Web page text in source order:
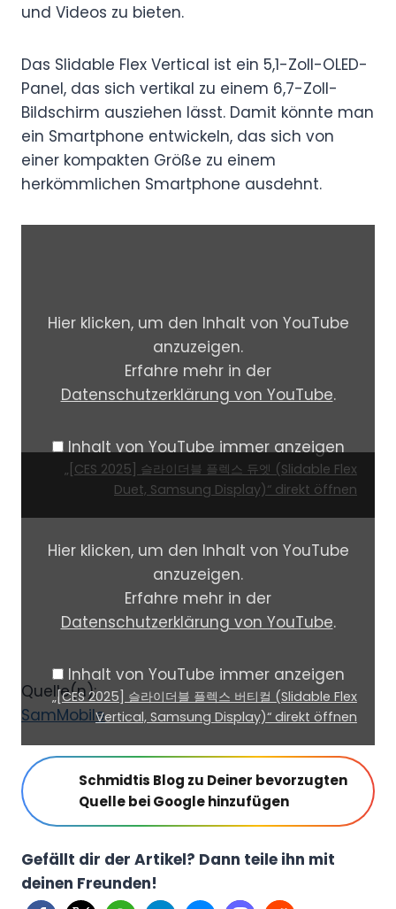
und Videos zu bieten.
Das Slidable Flex Vertical ist ein 5,1-Zoll-OLED-
Panel, das sich vertikal zu einem 6,7-Zoll-
Bildschirm ausziehen lässt. Damit könnte man
ein Smartphone entwickeln, das sich von
einer kompakten Größe zu einem
herkömmlichen Smartphone ausdehnt.
S
2
2
]
슬
더
블
플
렉
듀
엣
(
S
l
i
d
a
Hier klicken, um den Inhalt von YouTube
anzuzeigen.
Erfahre mehr in der
Datenschutzerklärung von YouTube.
Inhalt von YouTube immer anzeigen
„[CES 2025] 슬라이더블 플렉스 듀엣 (Slidable Flex
Duet, Samsung Display)“ direkt öffnen
„
[
C
S
2
2
]
슬
이
더
블
렉
Hier klicken, um den Inhalt von YouTube
anzuzeigen.
Erfahre mehr in der
Datenschutzerklärung von YouTube.
Inhalt von YouTube immer anzeigen
„[CES 2025] 슬라이더블 플렉스 버티컬 (Slidable Flex
Vertical, Samsung Display)“ direkt öffnen
Quelle(n):
SamMobile
Schmidtis Blog zu Deiner bevorzugten
Quelle bei Google hinzufügen
Gefällt dir der Artikel? Dann teile ihn mit
deinen Freunden!